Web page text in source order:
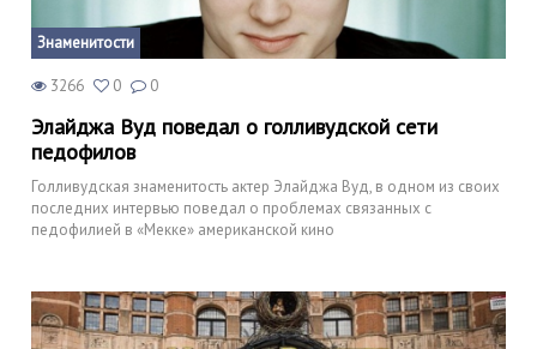
Знаменитости
3266 0 0
Элайджа Вуд поведал о голливудской сети
педофилов
Голливудская знаменитость актер Элайджа Вуд, в одном из своих
последних интервью поведал о проблемах связанных с
педофилией в «Мекке» американской кино